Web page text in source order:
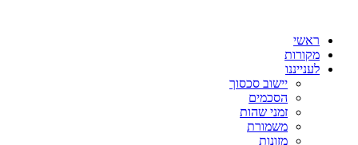
ראשי
מקורות
לענייננו
יישוב סכסוך
הסכמים
זמני שהות
משמורת
מזונות